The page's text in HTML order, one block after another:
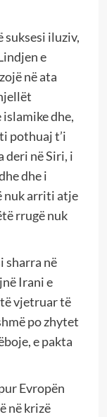
suksesi iluziv,
e
në ata
dhe,
pothuaj t’i
deri në Siri, i
dhe i
nuk arriti atje
rrugë nuk
sharra në
Irani e
vjetruar të
po zhytet
e pakta
Evropën
në krizë